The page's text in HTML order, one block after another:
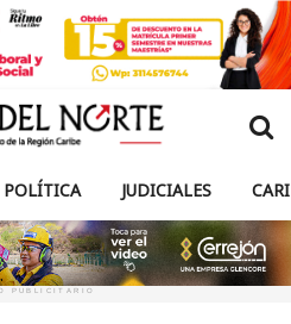
POLÍTICA JUDICIALES
PUBLICITARIO